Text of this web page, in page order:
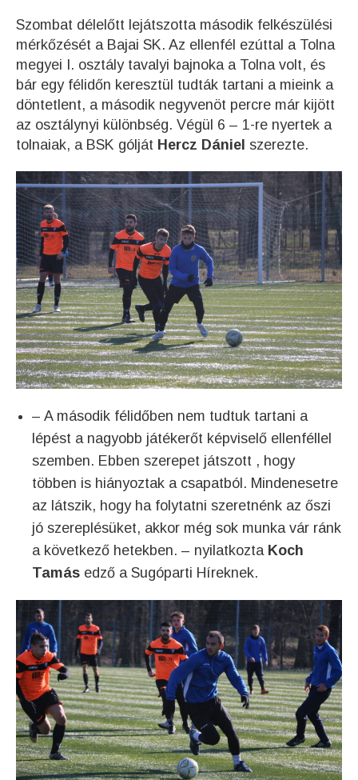
Szombat délelőtt lejátszotta második felkészülési
mérkőzését a Bajai SK. Az ellenfél ezúttal a Tolna
megyei I. osztály tavalyi bajnoka a Tolna volt, és
bár egy félidőn keresztül tudták tartani a mieink a
döntetlent, a második negyvenöt percre már kijött
az osztálynyi különbség. Végül 6 – 1-re nyertek a
tolnaiak, a BSK gólját Hercz Dániel szerezte.
– A második félidőben nem tudtuk tartani a
lépést a nagyobb játékerőt képviselő ellenféllel
szemben. Ebben szerepet játszott , hogy
többen is hiányoztak a csapatból. Mindenesetre
az látszik, hogy ha folytatni szeretnénk az őszi
jó szereplésüket, akkor még sok munka vár ránk
a következő hetekben. – nyilatkozta Koch
Tamás edző a Sugóparti Híreknek.